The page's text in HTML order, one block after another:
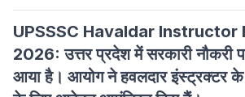
UPSSSC Havaldar Instructor
2026: उत्तर प्रदेश में सरकारी नौकरी
आया है। आयोग ने हवलदार इंस्ट्रक्टर के